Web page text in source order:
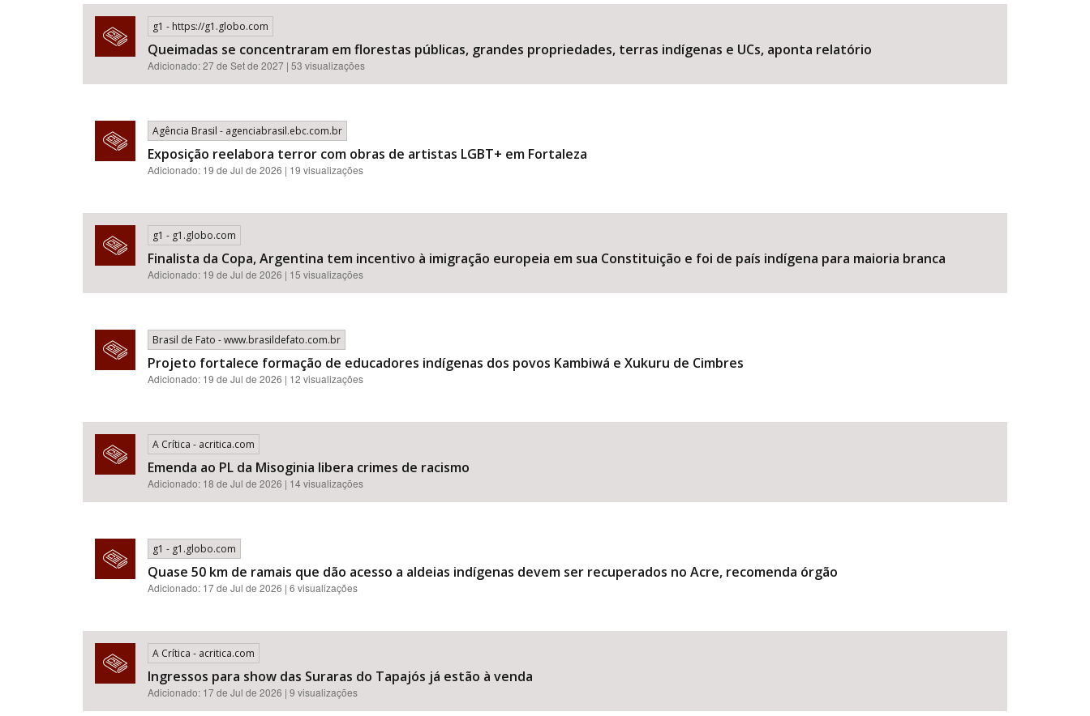
g1 - https://g1.globo.com
Queimadas se concentraram em florestas públicas, grandes propriedades, terras indígenas e UCs, aponta relatório
Adicionado: 27 de Set de 2027 | 53 visualizações
Agência Brasil - agenciabrasil.ebc.com.br
Exposição reelabora terror com obras de artistas LGBT+ em Fortaleza
Adicionado: 19 de Jul de 2026 | 19 visualizações
g1 - g1.globo.com
Finalista da Copa, Argentina tem incentivo à imigração europeia em sua Constituição e foi de país indígena para maioria branca
Adicionado: 19 de Jul de 2026 | 15 visualizações
Brasil de Fato - www.brasildefato.com.br
Projeto fortalece formação de educadores indígenas dos povos Kambiwá e Xukuru de Cimbres
Adicionado: 19 de Jul de 2026 | 12 visualizações
A Crítica - acritica.com
Emenda ao PL da Misoginia libera crimes de racismo​​​​​​​​​​​​​​​​​​​​​​​​​​​​​​​​​​​​​​​​​​
Adicionado: 18 de Jul de 2026 | 14 visualizações
g1 - g1.globo.com
Quase 50 km de ramais que dão acesso a aldeias indígenas devem ser recuperados no Acre, recomenda órgão
Adicionado: 17 de Jul de 2026 | 6 visualizações
A Crítica - acritica.com
Ingressos para show das Suraras do Tapajós já estão à venda
Adicionado: 17 de Jul de 2026 | 9 visualizações